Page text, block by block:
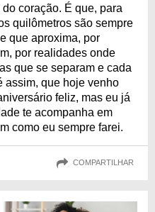
coração. É que, para
quilômetros são sempre
que aproxima, por
por realidades onde
que se separam e cada
assim, que hoje venho
feliz, mas eu já
te acompanha em
como eu sempre farei.
COMPARTILHAR